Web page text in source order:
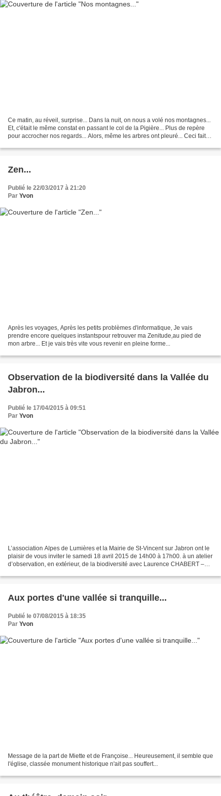
Ce matin, au réveil, surprise... Dans la nuit, on nous a volé nos montagnes...
Et, c'était le même constat en passant le col de la Pigière... Plus de repère
pour accrocher nos regards... Alors, même les arbres ont pleuré... Ceci fait
Zen...
Publié le 22/03/2017 à 21:20
Par Yvon
Après les voyages, Après les petits problèmes d'informatique, Je vais
prendre encore quelques instantspour retrouver ma Zenitude,au pied de
mon arbre... Et je vais très vite vous revenir en pleine forme...
Observation de la biodiversité dans la Vallée du
Jabron...
Publié le 17/04/2015 à 09:51
Par Yvon
L’association Alpes de Lumières et la Mairie de St-Vincent sur Jabron ont le
plaisir de vous inviter le samedi 18 avril 2015 de 14h00 à 17h00. à un atelier
d’observation, en extérieur, de la biodiversité avec Laurence CHABERT –
Aux portes d'une vallée si tranquille...
Publié le 07/08/2015 à 18:35
Par Yvon
Message de la part de Miette et de Françoise... Heureusement, il semble que
l'église, classée monument historique n'ait pas souffert...